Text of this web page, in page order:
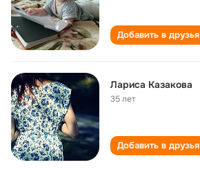
Добавить в друзья
Лариса Казакова
35 лет
Добавить в друзья